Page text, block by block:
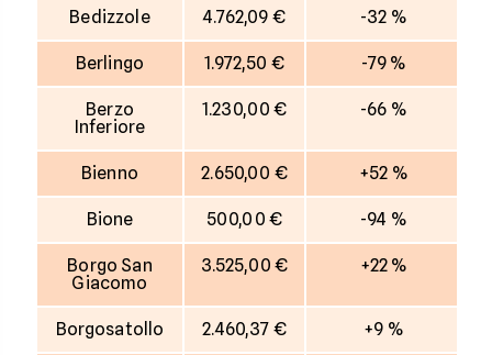
Bedizzole 4.762,09 € -32 %
Berlingo 1.972,50 € -79 %
Berzo
Inferiore
1.230,00 € -66 %
Bienno 2.650,00 € +52 %
Bione 500,00 € -94 %
Borgo San
Giacomo
3.525,00 € +22 %
Borgosatollo 2.460,37 € +9 %